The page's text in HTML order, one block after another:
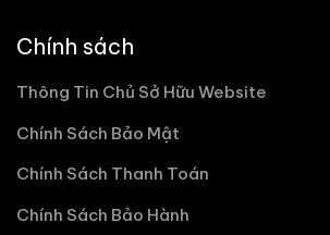
Chính sách
Thông Tin Chủ Sở Hữu Website
Chính Sách Bảo Mật
Chính Sách Thanh Toán
Chính Sách Bảo Hành